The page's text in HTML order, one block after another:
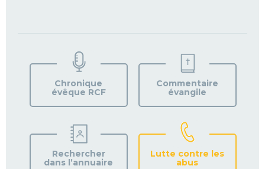
VOTRE
PAROISSE
Chronique
évêque RCF
Commentaire
évangile
Rechercher
dans l’annuaire
Lutte contre les
abus